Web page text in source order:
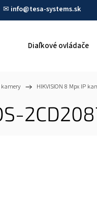
✉ info@tesa-systems.sk
Diaľkové ovládače
kamery / HIKVISION 8 Mpx IP